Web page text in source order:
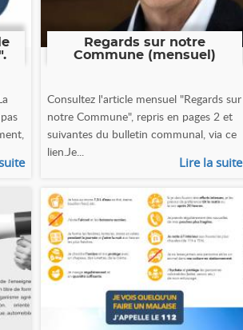
Regards sur notre
Commune (mensuel)
Consultez l'article mensuel "Regards sur
notre Commune", repris en pages 2 et
suivantes du bulletin communal, via ce
lien.Je...
Lire la suite